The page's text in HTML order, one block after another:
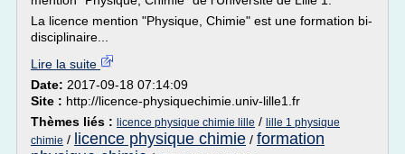
La licence mention "Physique, Chimie" est une formation bi-
disciplinaire...
Lire la suite
Date: 2017-09-18 07:14:09
Site : http://licence-physiquechimie.univ-lille1.fr
Thèmes liés : licence physique chimie lille / lille 1 physique
chimie / licence physique chimie / formation